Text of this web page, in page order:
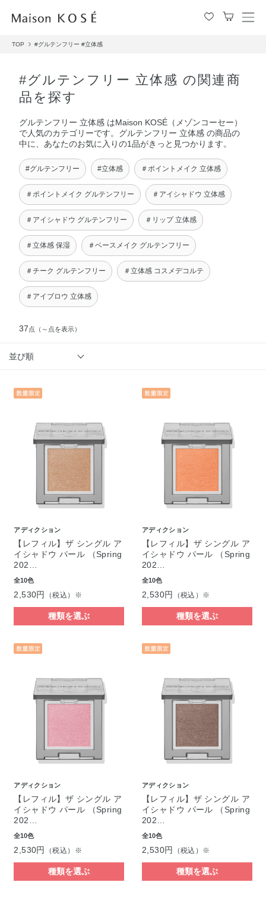
メ
TOP #グルテンフリー #立体感
#グルテンフリー 立体感 の関連商
品を探す
グルテンフリー 立体感 はMaison KOSÉ（メゾンコーセー）
で人気のカテゴリーです。グルテンフリー 立体感 の商品の
中に、あなたのお気に入りの1品がきっと見つかります。
#グルテンフリー #立体感 ＃ポイントメイク 立体感
＃ポイントメイク グルテンフリー ＃アイシャドウ 立体感
＃アイシャドウ グルテンフリー ＃リップ 立体感
＃立体感 保湿 ＃ベースメイク グルテンフリー
＃チーク グルテンフリー ＃立体感 コスメデコルテ
＃アイブロウ 立体感
37点 （～点を表示）
並び順
アディクション
【レフィル】ザ シングル ア
イシャドウ パール （Spring
202…
全10色
2,530円 （税込）※
種類を選ぶ
アディクション
【レフィル】ザ シングル ア
イシャドウ パール （Spring
202…
全10色
2,530円 （税込）※
種類を選ぶ
アディクション
【レフィル】ザ シングル ア
イシャドウ パール （Spring
202…
全10色
2,530円 （税込）※
種類を選ぶ
アディクション
【レフィル】ザ シングル ア
イシャドウ パール （Spring
202…
全10色
2,530円 （税込）※
種類を選ぶ